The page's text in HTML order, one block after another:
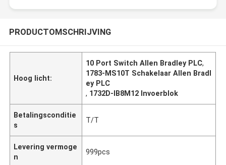
PRODUCTOMSCHRIJVING
Hoog licht:
10 Port Switch Allen Bradley PLC,
1783-MS10T Schakelaar Allen Bradl
ey PLC
, 1732D-IB8M12 Invoerblok
Betalingsconditie
s
T/T
Levering vermoge
n
999pcs